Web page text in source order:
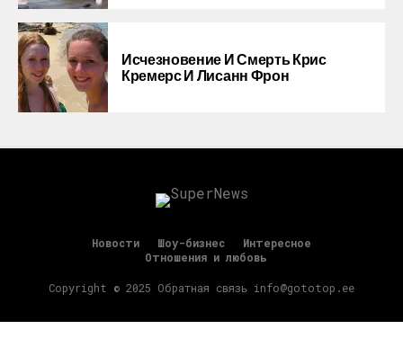
Исчезновение И Смерть Крис
Кремерс И Лисанн Фрон
Новости Шоу-бизнес
Интересное
Отношения и любовь
Copyright © 2025 Обратная связь info@gototop.ee